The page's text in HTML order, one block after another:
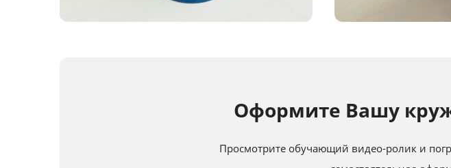
Оформите Вашу
Просмотрите обучающий видео-ролик и